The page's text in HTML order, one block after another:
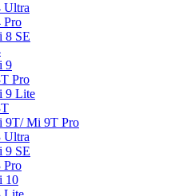
Ultra
Pro
8 SE
9
Pro
9 Lite
9T/ Mi 9T Pro
Ultra
9 SE
Pro
10